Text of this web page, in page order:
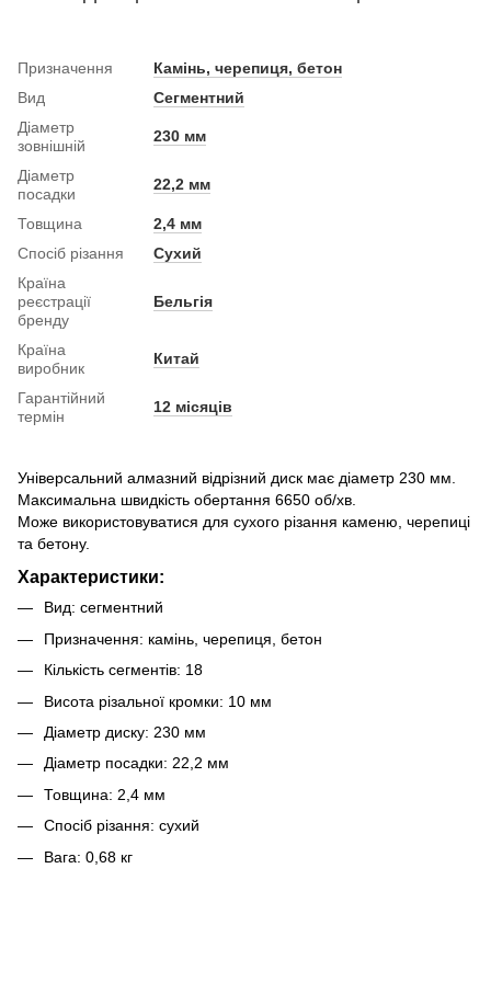
Призначення
Камінь, черепиця, бетон
Вид
Сегментний
Діаметр
зовнішній
230 мм
Діаметр
посадки
22,2 мм
Товщина
2,4 мм
Спосіб різання
Сухий
Країна
реєстрації
бренду
Бельгія
Країна
виробник
Китай
Гарантійний
термін
12 місяців
Універсальний алмазний відрізний диск має діаметр 230 мм.
Максимальна швидкість обертання 6650 об/хв.
Може використовуватися для сухого різання каменю, черепиці
та бетону.
Характеристики:
Вид: сегментний
Призначення: камінь, черепиця, бетон
Кількість сегментів: 18
Висота різальної кромки: 10 мм
Діаметр диску: 230 мм
Діаметр посадки: 22,2 мм
Товщина: 2,4 мм
Спосіб різання: сухий
Вага: 0,68 кг